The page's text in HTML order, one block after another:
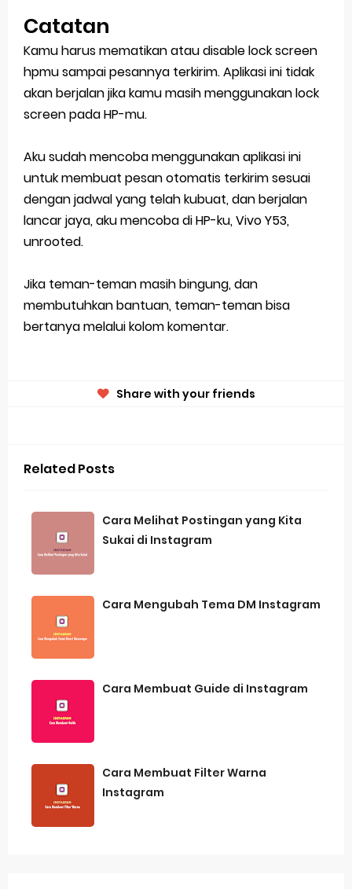
Catatan
Kamu harus mematikan atau disable lock screen
hpmu sampai pesannya terkirim. Aplikasi ini tidak
akan berjalan jika kamu masih menggunakan lock
screen pada HP-mu.
Aku sudah mencoba menggunakan aplikasi ini
untuk membuat pesan otomatis terkirim sesuai
dengan jadwal yang telah kubuat, dan berjalan
lancar jaya, aku mencoba di HP-ku, Vivo Y53,
unrooted.
Jika teman-teman masih bingung, dan
membutuhkan bantuan, teman-teman bisa
bertanya melalui kolom komentar.
Share with your friends
Related Posts
Cara Melihat Postingan yang Kita
Sukai di Instagram
Cara Mengubah Tema DM Instagram
Cara Membuat Guide di Instagram
Cara Membuat Filter Warna
Instagram